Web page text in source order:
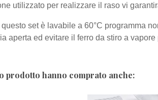
utilizzato per realizzare il raso vi
set è lavabile a 60°C programma
aperta ed evitare il ferro da stiro a
prodotto hanno comprato anche: